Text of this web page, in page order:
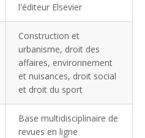
l'éditeur Elsevier
Construction et
urbanisme, droit des
affaires, environnement
et nuisances, droit social
et droit du sport
Base multidisciplinaire de
revues en ligne